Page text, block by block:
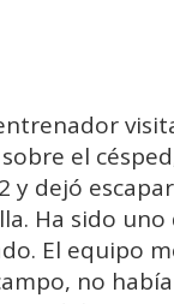
el
y dejó
Ha sido
El equipo
no